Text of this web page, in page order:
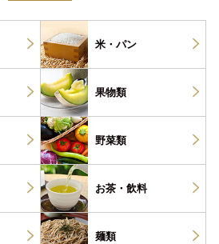
米・パン
果物類
野菜類
お茶・ 飲料
麺類